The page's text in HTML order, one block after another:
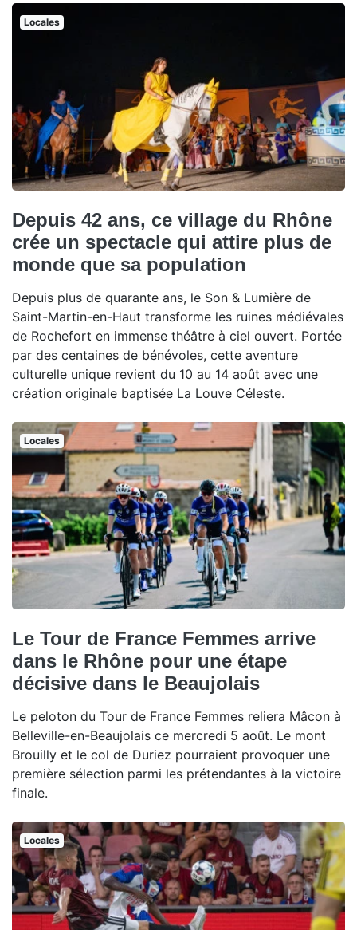
Locales
Depuis 42 ans, ce village du Rhône
crée un spectacle qui attire plus de
monde que sa population
Depuis plus de quarante ans, le Son & Lumière de
Saint-Martin-en-Haut transforme les ruines médiévales
de Rochefort en immense théâtre à ciel ouvert. Portée
par des centaines de bénévoles, cette aventure
culturelle unique revient du 10 au 14 août avec une
création originale baptisée La Louve Céleste.
Locales
Le Tour de France Femmes arrive
dans le Rhône pour une étape
décisive dans le Beaujolais
Le peloton du Tour de France Femmes reliera Mâcon à
Belleville-en-Beaujolais ce mercredi 5 août. Le mont
Brouilly et le col de Duriez pourraient provoquer une
première sélection parmi les prétendantes à la victoire
finale.
Locales